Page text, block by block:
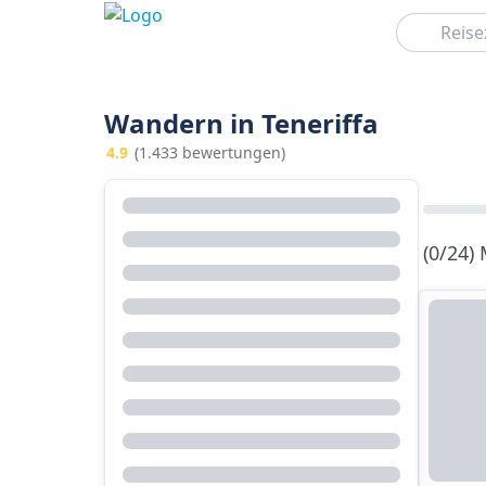
Suchen
Wandern in Teneriffa
4.9 (1.433 bewertungen)
(0/24)